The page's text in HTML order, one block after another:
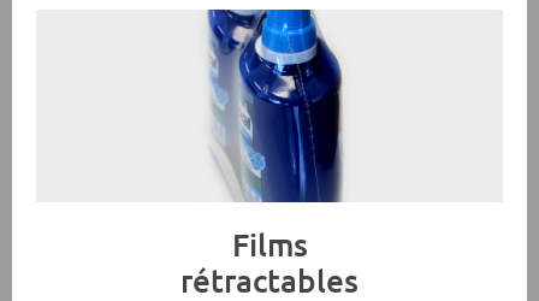
Films
rétractables